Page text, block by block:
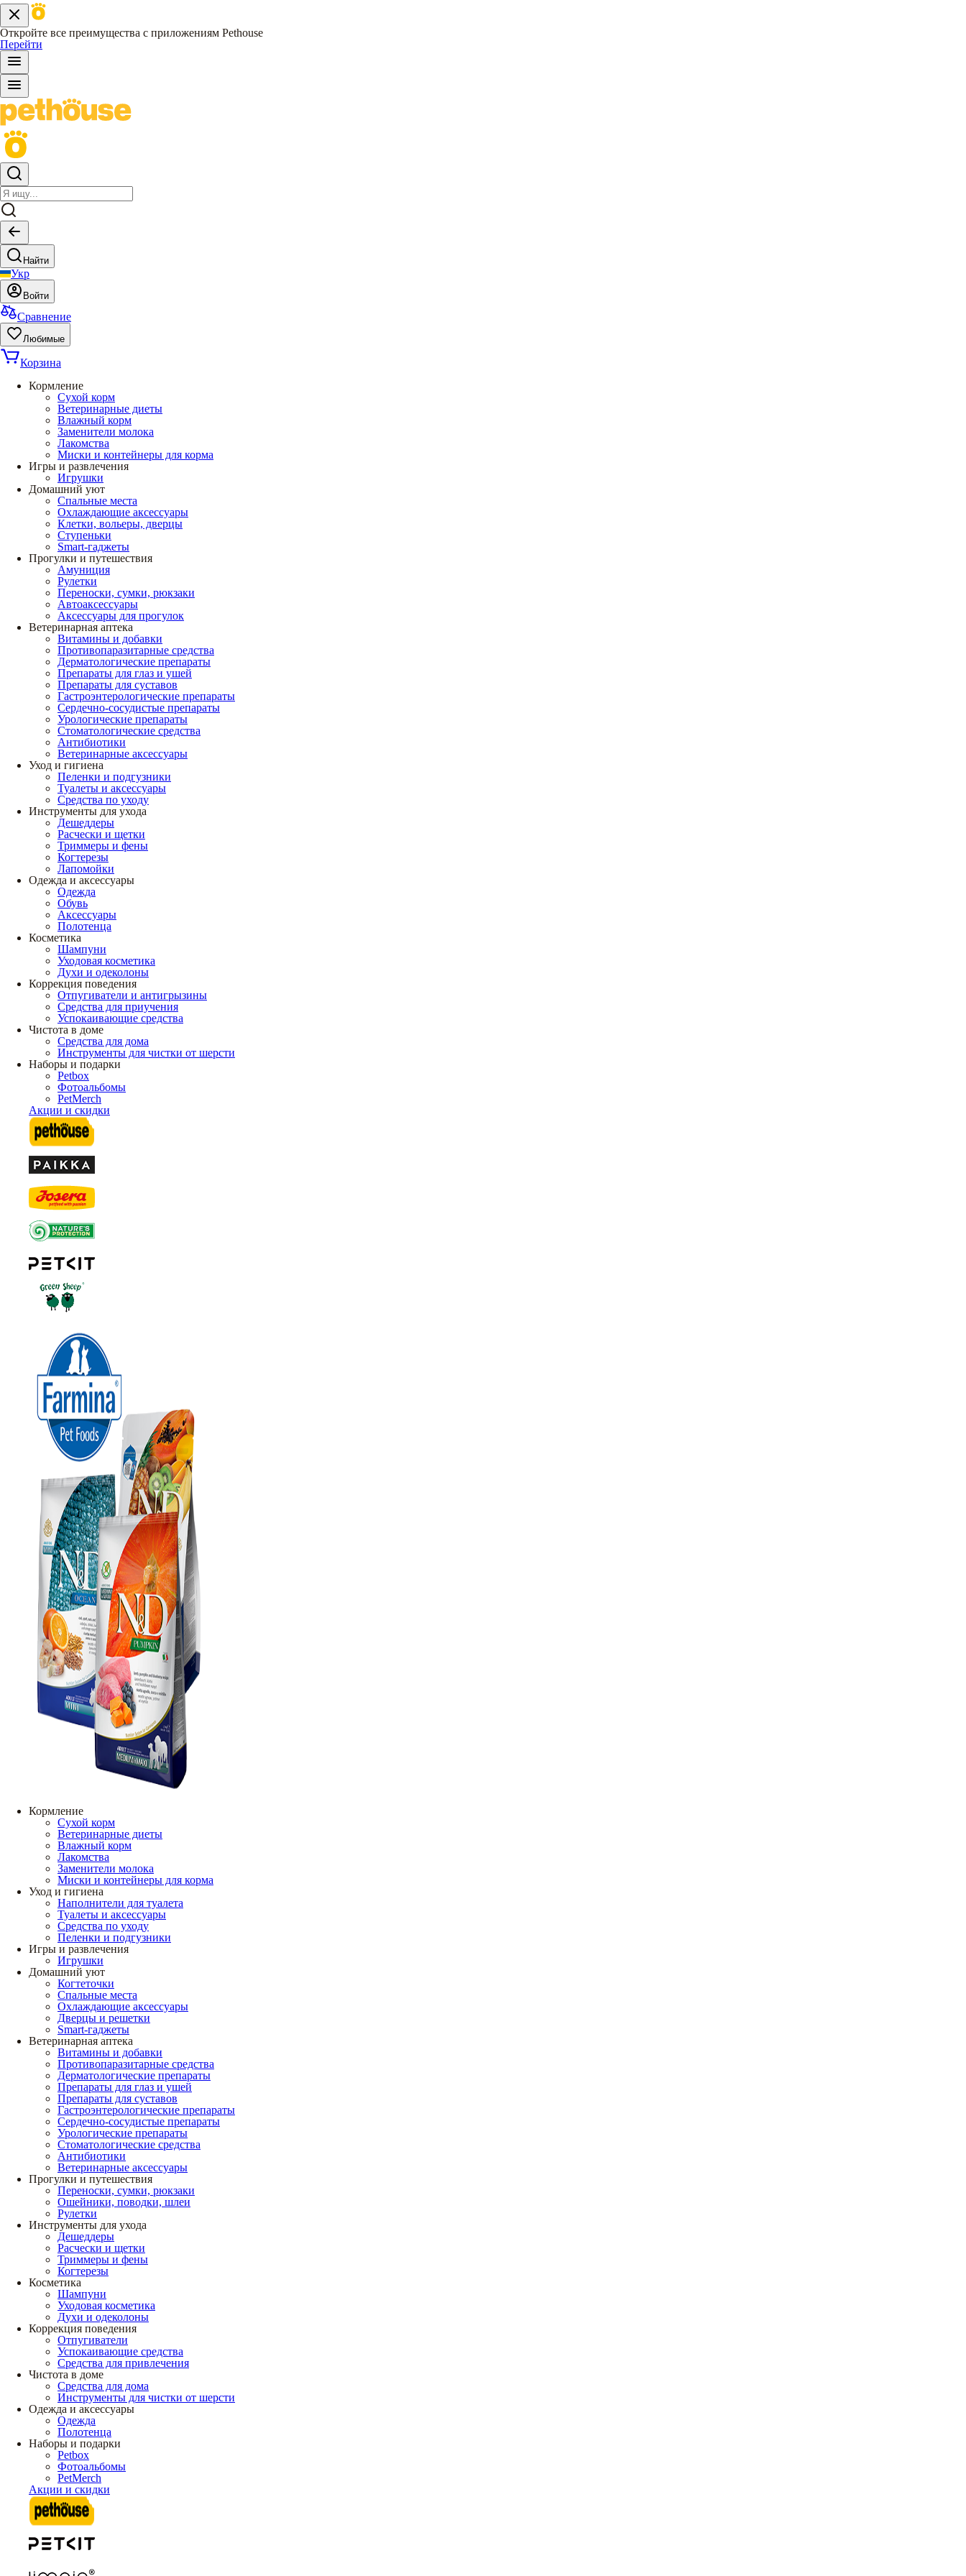
Откройте все преимущества с приложениям Pethouse
Перейти
Найти
Укр
Войти
Сравнение
Любимые
Корзина
Кормление
Сухой корм
Ветеринарные диеты
Влажный корм
Заменители молока
Лакомства
Миски и контейнеры для корма
Игры и развлечения
Игрушки
Домашний уют
Спальные места
Охлаждающие аксессуары
Клетки, вольеры, дверцы
Ступеньки
Smart-гаджеты
Прогулки и путешествия
Амуниция
Рулетки
Переноски, сумки, рюкзаки
Автоаксессуары
Аксессуары для прогулок
Ветеринарная аптека
Витамины и добавки
Противопаразитарные средства
Дерматологические препараты
Препараты для глаз и ушей
Препараты для суставов
Гастроэнтерологические препараты
Сердечно-сосудистые препараты
Урологические препараты
Стоматологические средства
Антибиотики
Ветеринарные аксессуары
Уход и гигиена
Пеленки и подгузники
Туалеты и аксессуары
Средства по уходу
Инструменты для ухода
Дешеддеры
Расчески и щетки
Триммеры и фены
Когтерезы
Лапомойки
Одежда и аксессуары
Одежда
Обувь
Аксессуары
Полотенца
Косметика
Шампуни
Уходовая косметика
Духи и одеколоны
Коррекция поведения
Отпугиватели и антигрызины
Средства для приучения
Успокаивающие средства
Чистота в доме
Средства для дома
Инструменты для чистки от шерсти
Наборы и подарки
Petbox
Фотоальбомы
PetMerch
Акции и скидки
Кормление
Сухой корм
Ветеринарные диеты
Влажный корм
Лакомства
Заменители молока
Миски и контейнеры для корма
Уход и гигиена
Наполнители для туалета
Туалеты и аксессуары
Средства по уходу
Пеленки и подгузники
Игры и развлечения
Игрушки
Домашний уют
Когтеточки
Спальные места
Охлаждающие аксессуары
Дверцы и решетки
Smart-гаджеты
Ветеринарная аптека
Витамины и добавки
Противопаразитарные средства
Дерматологические препараты
Препараты для глаз и ушей
Препараты для суставов
Гастроэнтерологические препараты
Сердечно-сосудистые препараты
Урологические препараты
Стоматологические средства
Антибиотики
Ветеринарные аксессуары
Прогулки и путешествия
Переноски, сумки, рюкзаки
Ошейники, поводки, шлеи
Рулетки
Инструменты для ухода
Дешеддеры
Расчески и щетки
Триммеры и фены
Когтерезы
Косметика
Шампуни
Уходовая косметика
Духи и одеколоны
Коррекция поведения
Отпугиватели
Успокаивающие средства
Средства для привлечения
Чистота в доме
Средства для дома
Инструменты для чистки от шерсти
Одежда и аксессуары
Одежда
Полотенца
Наборы и подарки
Petbox
Фотоальбомы
PetMerch
Акции и скидки